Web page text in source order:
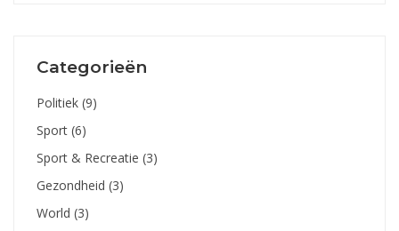
Categorieën
Politiek (9)
Sport (6)
Sport & Recreatie (3)
Gezondheid (3)
World (3)